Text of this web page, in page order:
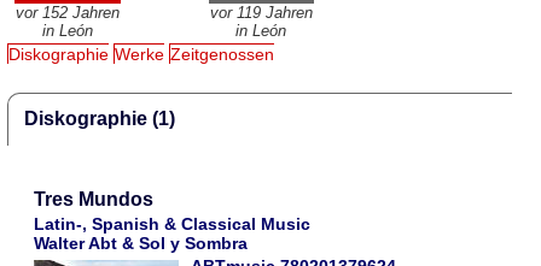
vor 152 Jahren
in León
vor 119 Jahren
in León
Diskographie Werke Zeitgenossen
Diskographie (1)
Tres Mundos
Latin-, Spanish & Classical Music
Walter Abt & Sol y Sombra